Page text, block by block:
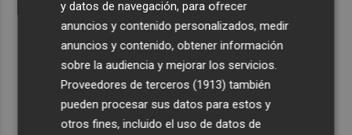
y datos de navegación, para ofrecer
anuncios y contenido personalizados, medir
anuncios y contenido, obtener información
sobre la audiencia y mejorar los servicios.
Proveedores de terceros (1913) también
pueden procesar sus datos para estos y
otros fines, incluido el uso de datos de